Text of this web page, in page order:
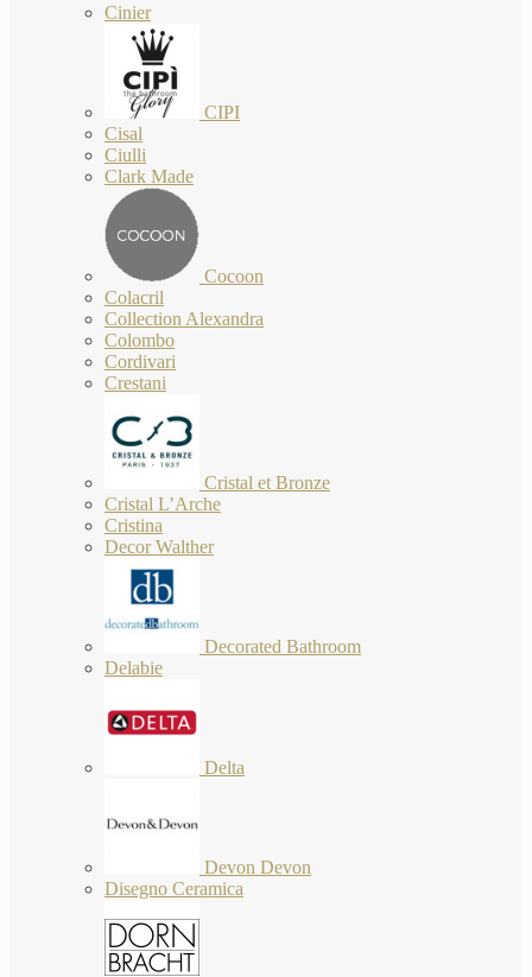
Cinier
CIPI
Cisal
Ciulli
Clark Made
Cocoon
Colacril
Collection Alexandra
Colombo
Cordivari
Crestani
Cristal et Bronze
Cristal L’Arche
Cristina
Decor Walther
Decorated Bathroom
Delabie
Delta
Devon Devon
Disegno Ceramica